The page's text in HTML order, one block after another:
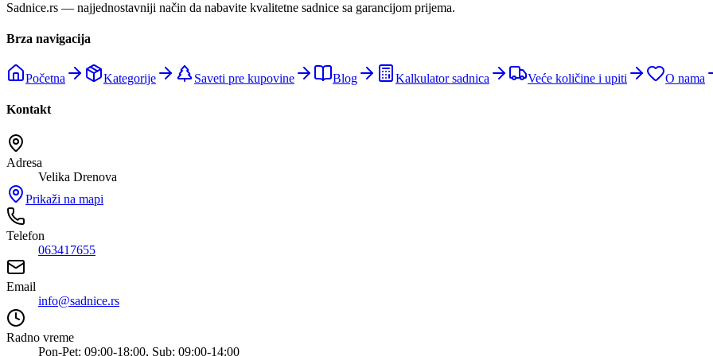
Sadnice.rs — najjednostavniji način da nabavite kvalitetne sadnice sa garancijom prijema.
Brza navigacija
Početna Kategorije Saveti pre kupovine Blog Kalkulator sadnica Veće količine i upiti O nama
Kontakt
Adresa
Velika Drenova
Prikaži na mapi
Telefon
063417655
Email
info@sadnice.rs
Radno vreme
Pon-Pet: 09:00-18:00, Sub: 09:00-14:00